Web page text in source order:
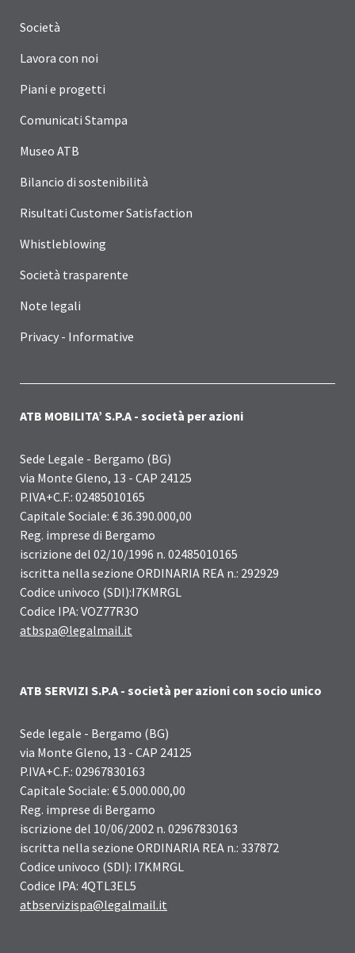
Società
Lavora con noi
Piani e progetti
Comunicati Stampa
Museo ATB
Bilancio di sostenibilità
Risultati Customer Satisfaction
Whistleblowing
Società trasparente
Note legali
Privacy - Informative
ATB MOBILITA’ S.P.A - società per azioni
Sede Legale - Bergamo (BG)
via Monte Gleno, 13 - CAP 24125
P.IVA+C.F.: 02485010165
Capitale Sociale: € 36.390.000,00
Reg. imprese di Bergamo
iscrizione del 02/10/1996 n. 02485010165
iscritta nella sezione ORDINARIA REA n.: 292929
Codice univoco (SDI):I7KMRGL
Codice IPA: VOZ77R3O
atbspa@legalmail.it
ATB SERVIZI S.P.A - società per azioni con socio unico
Sede legale - Bergamo (BG)
via Monte Gleno, 13 - CAP 24125
P.IVA+C.F.: 02967830163
Capitale Sociale: € 5.000.000,00
Reg. imprese di Bergamo
iscrizione del 10/06/2002 n. 02967830163
iscritta nella sezione ORDINARIA REA n.: 337872
Codice univoco (SDI): I7KMRGL
Codice IPA: 4QTL3EL5
atbservizispa@legalmail.it